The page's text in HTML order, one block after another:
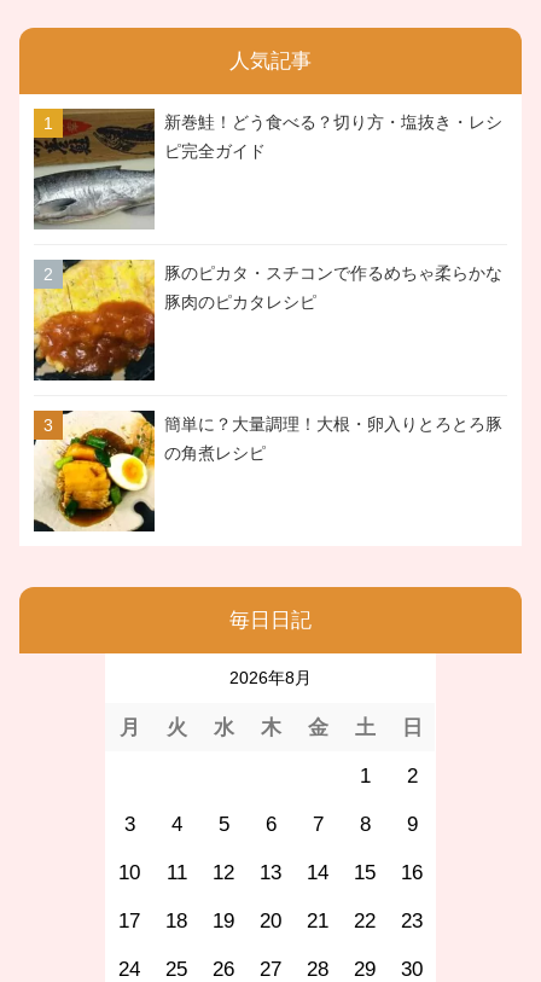
人気記事
新巻鮭！どう食べる？切り方・塩抜き・レシ
ピ完全ガイド
豚のピカタ・スチコンで作るめちゃ柔らかな
豚肉のピカタレシピ
簡単に？大量調理！大根・卵入りとろとろ豚
の角煮レシピ
毎日日記
2026年8月
月 火 水 木 金 土 日
1 2
3 4 5 6 7 8 9
10 11 12 13 14 15 16
17 18 19 20 21 22 23
24 25 26 27 28 29 30